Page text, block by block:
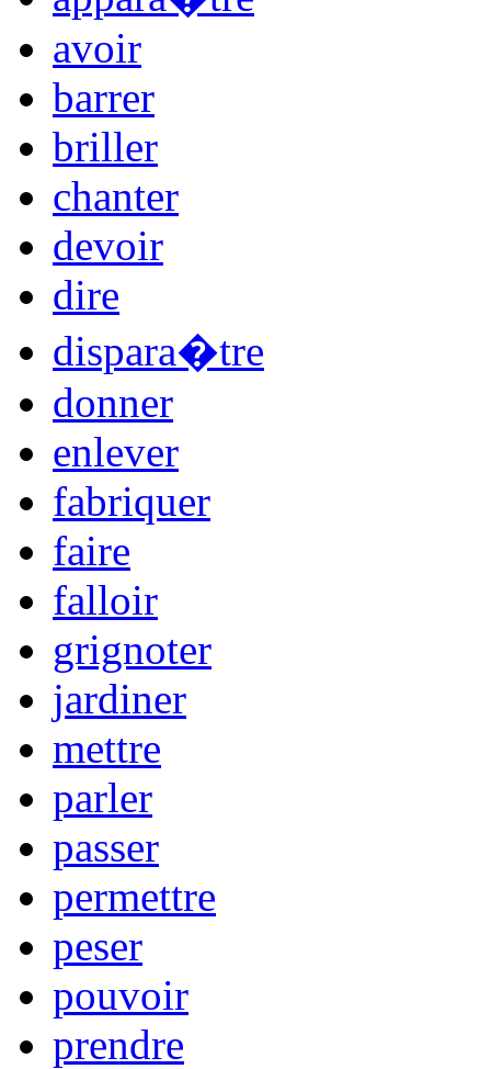
avoir
barrer
briller
chanter
devoir
dire
dispara�tre
donner
enlever
fabriquer
faire
falloir
grignoter
jardiner
mettre
parler
passer
permettre
peser
pouvoir
prendre